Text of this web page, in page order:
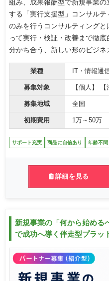
組み、成果報酬型で新規事業
する「実行支援型」コンサル
のみを行うコンサルティング
って実行・検証・改善まで徹
分かち合う、新しい形のビジネ
業種 IT・情報通
募集対象 【個人】 【
募集地域 全国
初期費用 1万～50万
サポート充実 商品に自信あり 年齢不問
詳細を見る
新規事業の「何から始める
で成功へ導く伴走型プラッ